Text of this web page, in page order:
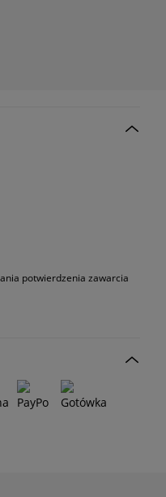
potwierdzenia zawarcia